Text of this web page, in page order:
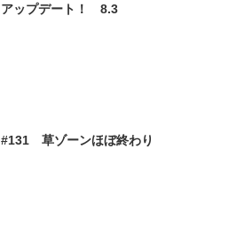
アップデート！ 8.3
#131 草ゾーンほぼ終わり